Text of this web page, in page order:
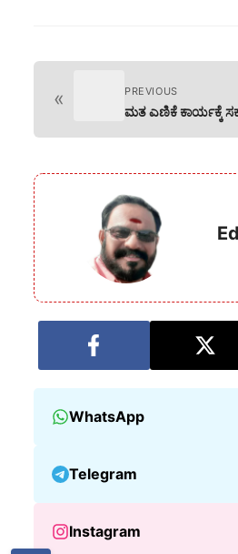
« PREVIOUS
ಮತ ಎಣಿಕೆ ಕಾರ್ಯಕ್ಕೆ
WhatsApp
Telegram
Instagram